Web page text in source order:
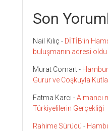
Son
Nail Kılıç - DİTİB’in
buluşmanın adresi oldu
Murat Comart-
Gurur ve Coşkuyla
Fatma Karcı -Almancı
Türkiyelilerin Gerçekliği
Rahime Sürücü -